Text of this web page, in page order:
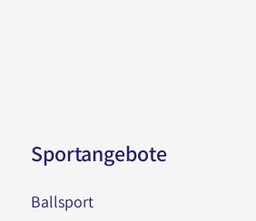
Sportangebote
Ballsport